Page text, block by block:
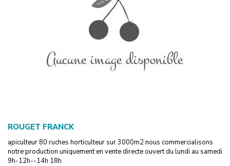
ROUGET FRANCK
apiculteur 80 ruches horticulteur sur 3000m2 nous commercialisons
notre production uniquement en vente directe ouvert du lundi au samedi
9h-12h--14h 18h